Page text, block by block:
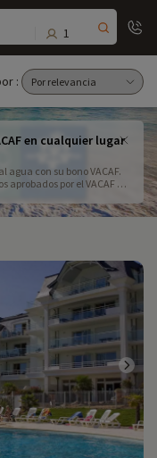
1
:
en cualquier lugar
con su bono VACAF.
aprobados por el VACAF y
toda la familia!